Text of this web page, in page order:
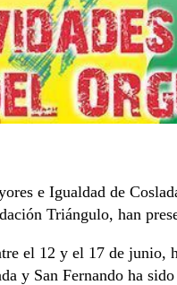
e Igualdad de
Triángulo, han
el 12 y el 17 de junio,
y San Fernando ha